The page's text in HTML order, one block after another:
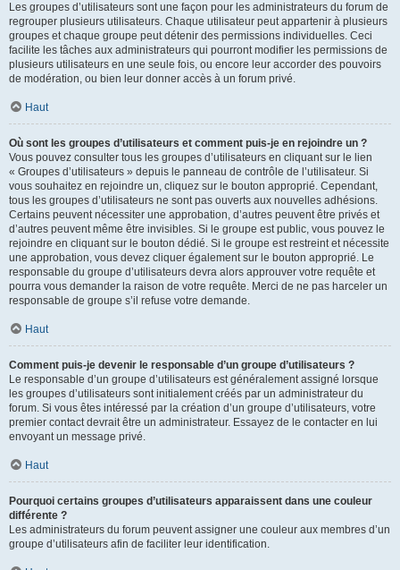
Les groupes d’utilisateurs sont une façon pour les administrateurs du forum de
regrouper plusieurs utilisateurs. Chaque utilisateur peut appartenir à plusieurs
groupes et chaque groupe peut détenir des permissions individuelles. Ceci
facilite les tâches aux administrateurs qui pourront modifier les permissions de
plusieurs utilisateurs en une seule fois, ou encore leur accorder des pouvoirs
de modération, ou bien leur donner accès à un forum privé.
Haut
Où sont les groupes d’utilisateurs et comment puis-je en rejoindre un ?
Vous pouvez consulter tous les groupes d’utilisateurs en cliquant sur le lien
« Groupes d’utilisateurs » depuis le panneau de contrôle de l’utilisateur. Si
vous souhaitez en rejoindre un, cliquez sur le bouton approprié. Cependant,
tous les groupes d’utilisateurs ne sont pas ouverts aux nouvelles adhésions.
Certains peuvent nécessiter une approbation, d’autres peuvent être privés et
d’autres peuvent même être invisibles. Si le groupe est public, vous pouvez le
rejoindre en cliquant sur le bouton dédié. Si le groupe est restreint et nécessite
une approbation, vous devez cliquer également sur le bouton approprié. Le
responsable du groupe d’utilisateurs devra alors approuver votre requête et
pourra vous demander la raison de votre requête. Merci de ne pas harceler un
responsable de groupe s’il refuse votre demande.
Haut
Comment puis-je devenir le responsable d’un groupe d’utilisateurs ?
Le responsable d’un groupe d’utilisateurs est généralement assigné lorsque
les groupes d’utilisateurs sont initialement créés par un administrateur du
forum. Si vous êtes intéressé par la création d’un groupe d’utilisateurs, votre
premier contact devrait être un administrateur. Essayez de le contacter en lui
envoyant un message privé.
Haut
Pourquoi certains groupes d’utilisateurs apparaissent dans une couleur
différente ?
Les administrateurs du forum peuvent assigner une couleur aux membres d’un
groupe d’utilisateurs afin de faciliter leur identification.